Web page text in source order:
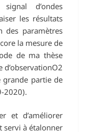
d’ondes
les résultats
des paramètres
la mesure de
de ma thèse
partie de
2020).
et d’améliorer
servi à étalonner